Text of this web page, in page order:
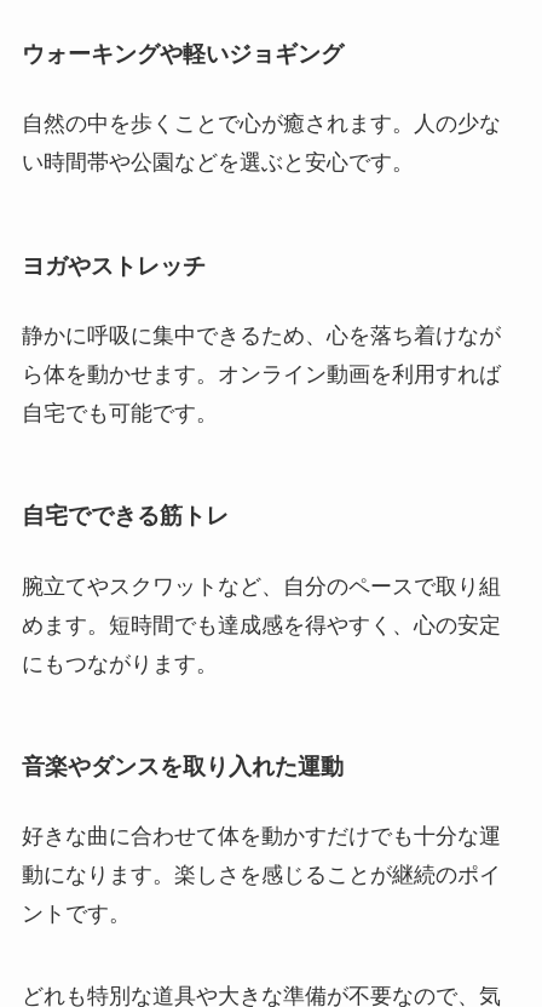
ウォーキングや軽いジョギング
自然の中を歩くことで心が癒されます。人の少な
い時間帯や公園などを選ぶと安心です。
ヨガやストレッチ
静かに呼吸に集中できるため、心を落ち着けなが
ら体を動かせます。オンライン動画を利用すれば
自宅でも可能です。
自宅でできる筋トレ
腕立てやスクワットなど、自分のペースで取り組
めます。短時間でも達成感を得やすく、心の安定
にもつながります。
音楽やダンスを取り入れた運動
好きな曲に合わせて体を動かすだけでも十分な運
動になります。楽しさを感じることが継続のポイ
ントです。
どれも特別な道具や大きな準備が不要なので、気